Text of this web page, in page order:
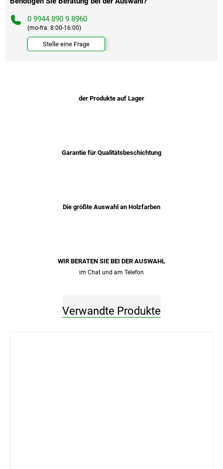
0 9944 890 9 8960
(mo-fra: 8:00-16:00)
Stelle eine Frage
der Produkte auf Lager
Garantie für Qualitätsbeschichtung
Die größte Auswahl an Holzfarben
WIR BERATEN SIE BEI ​​DER AUSWAHL
im Chat und am Telefon
Verwandte Produkte